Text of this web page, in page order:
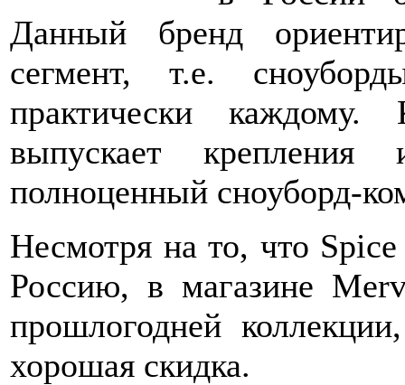
Данный бренд
сегмент, т.е.
практически каждому.
выпускает
полноценный сноуборд-
Несмотря на то, что
Россию, в магазине
прошлогодней
хорошая скидка.